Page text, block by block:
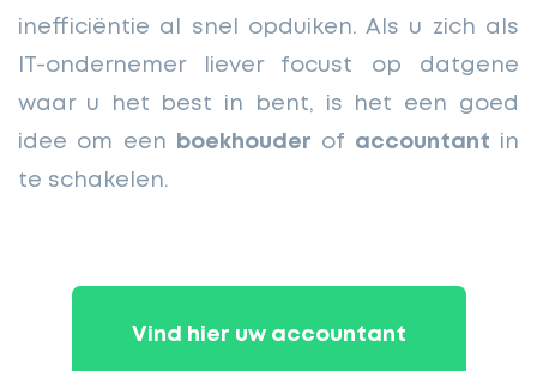
inefficiëntie al snel opduiken. Als u zich als
IT-ondernemer liever focust op datgene
waar u het best in bent, is het een goed
idee om een
boekhouder of accountant in
te schakelen.
Vind hier uw accountant